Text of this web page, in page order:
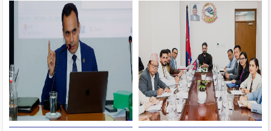
जितिन् एक लाख